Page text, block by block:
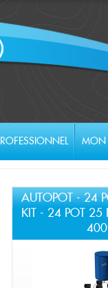
MON
AUTOPOT - 24
KIT - 24 POT 25